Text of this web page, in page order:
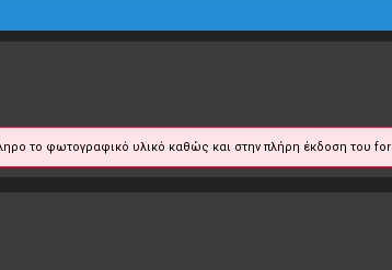
το φωτογραφικό υλικό καθώς και στην πλήρη έκδοση του